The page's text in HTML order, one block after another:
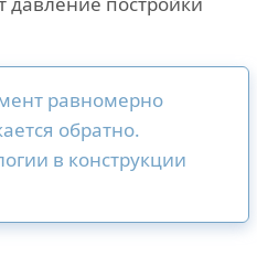
равномерно
обратно.
в конструкции